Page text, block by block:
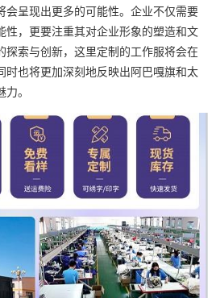
会呈现出更多的可能性。企业不仅需要
性，更要注重其对企业形象的塑造和文
探索与创新，这里定制的工作服将会在
时也将更加深刻地反映出阿巴嘎旗和太
。